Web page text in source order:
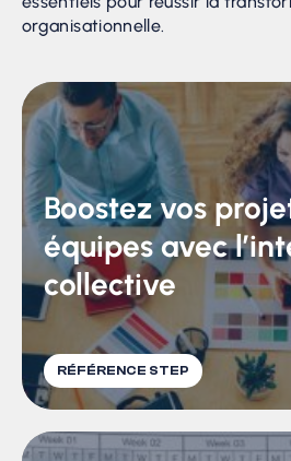
organisationnelle.
Boostez vos
équipes avec
collective
RÉFÉRENCE STEP